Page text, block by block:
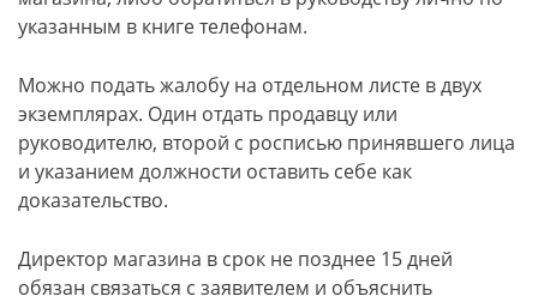
указанным в книге телефонам.
Можно подать жалобу на отдельном листе в двух
экземплярах. Один отдать продавцу или
руководителю, второй с росписью принявшего лица
и указанием должности оставить себе как
доказательство.
Директор магазина в срок не позднее 15 дней
обязан связаться с заявителем и объяснить